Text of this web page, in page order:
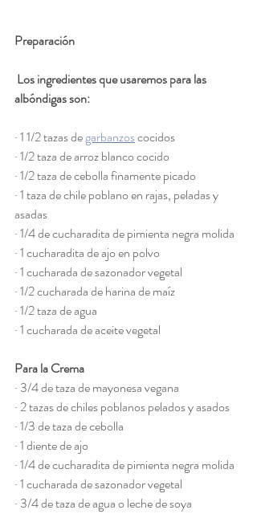
Preparación
Los ingredientes que usaremos para las
albóndigas son:
· 1 1/2 tazas de garbanzos cocidos
· 1/2 taza de arroz blanco cocido
· 1/2 taza de cebolla finamente picado
· 1 taza de chile poblano en rajas, peladas y
asadas
· 1/4 de cucharadita de pimienta negra molida
· 1 cucharadita de ajo en polvo
· 1 cucharada de sazonador vegetal
· 1/2 cucharada de harina de maíz
· 1/2 taza de agua
· 1 cucharada de aceite vegetal
Para la Crema
· 3/4 de taza de mayonesa vegana
· 2 tazas de chiles poblanos pelados y asados
· 1/3 de taza de cebolla
· 1 diente de ajo
· 1/4 de cucharadita de pimienta negra molida
· 1 cucharada de sazonador vegetal
· 3/4 de taza de agua o leche de soya